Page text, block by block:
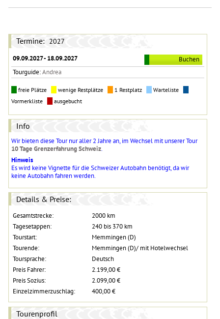
Termine: 2027
09.09.2027 - 18.09.2027
Buchen
Tourguide:Andrea
freie Plätze wenige Restplätze 1 Restplatz
Warteliste
Vormerkliste
ausgebucht
Info
Wir bieten diese Tour nur aller 2 Jahre an, im Wechsel mit unserer Tour
10 Tage Grenzerfahrung Schweiz.
Hinweis
Es wird keine Vignette für die Schweizer Autobahn benötigt, da wir
keine Autobahn fahren werden.
Details & Preise:
Gesamtstrecke:
2000 km
Tagesetappen:
240 bis 370 km
Tourstart:
Memmingen (D)
Tourende:
Memmingen (D)/ mit Hotelwechsel
Toursprache:
Deutsch
Preis Fahrer:
2.199,00 €
Preis Sozius:
2.099,00 €
Einzelzimmerzuschlag:
400,00 €
Tourenprofil